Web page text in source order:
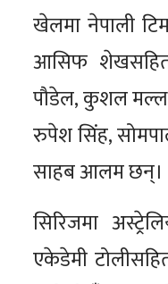
खेलमा नेपाली
आसिफ
पौडेल, कुशल मल्ल,
रुपेश सिंह,
साहब आलम छन्।
सिरिजमा
एकेडेमी